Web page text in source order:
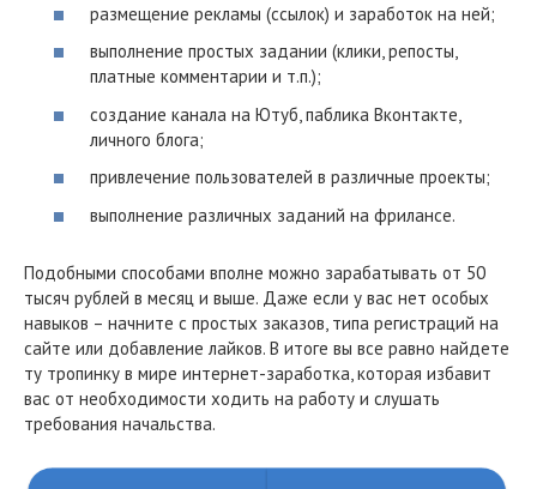
размещение рекламы (ссылок) и заработок на ней;
выполнение простых задании (клики, репосты,
платные комментарии и т.п.);
создание канала на Ютуб, паблика Вконтакте,
личного блога;
привлечение пользователей в различные проекты;
выполнение различных заданий на фрилансе.
Подобными способами вполне можно зарабатывать от 50
тысяч рублей в месяц и выше. Даже если у вас нет особых
навыков – начните с простых заказов, типа регистраций на
сайте или добавление лайков. В итоге вы все равно найдете
ту тропинку в мире интернет-заработка, которая избавит
вас от необходимости ходить на работу и слушать
требования начальства.